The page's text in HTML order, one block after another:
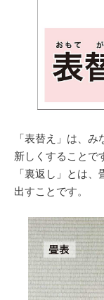
「表替え」は、
新しくすることで
「裏返し」とは
出すことです。